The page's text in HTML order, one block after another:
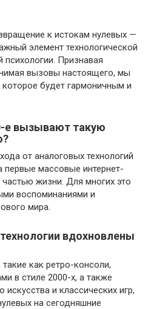
к истокам нулевых —
элемент технологической
Признавая
вызовы настоящего, мы
будет гармоничным и
е вызывают такую
от аналоговых технологий
массовые интернет-
жизни. Для многих это
воспоминаниями и
мира.
вдохновлены
как ретро-консоли,
в стиле 2000-х, а также
и классических игр,
на сегодняшние